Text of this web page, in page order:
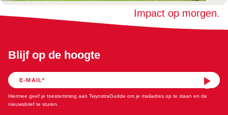
Blijf op de hoogte
Hiermee geef je toestemming aan TwynstraGudde om je mailadres op te slaan en de
nieuwsbrief te sturen.
Impact op morgen.